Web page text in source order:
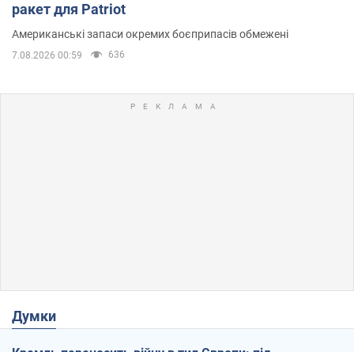
ракет для Patriot
Американські запаси окремих боєприпасів обмежені
7.08.2026 00:59 636
Думки